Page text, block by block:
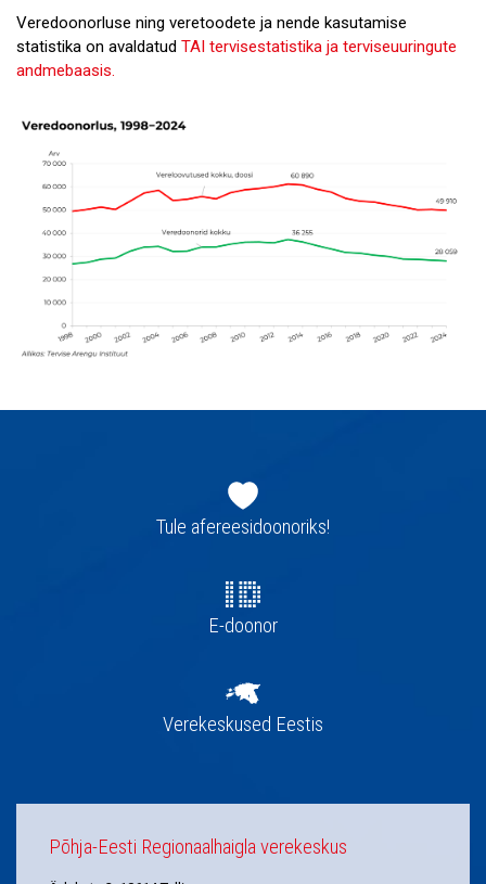
Veredoonorluse ning veretoodete ja nende kasutamise
statistika on avaldatud TAI tervisestatistika ja terviseuuringute
andmebaasis.
navigatsioonTule afereesidoonoriks!
E-doonor
Verekeskused Eestis
Põhja-Eesti Regionaalhaigla verekeskus